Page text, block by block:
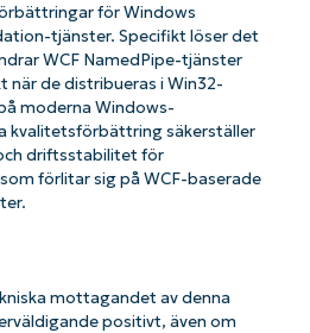
för Windows
tjänster. Specifikt löser det
WCF NamedPipe-tjänster
när de distribueras i Win32-
moderna Windows-
kvalitetsförbättring säkerställer
driftsstabilitet för
förlitar sig på WCF-baserade
mottagandet av denna
positivt, även om